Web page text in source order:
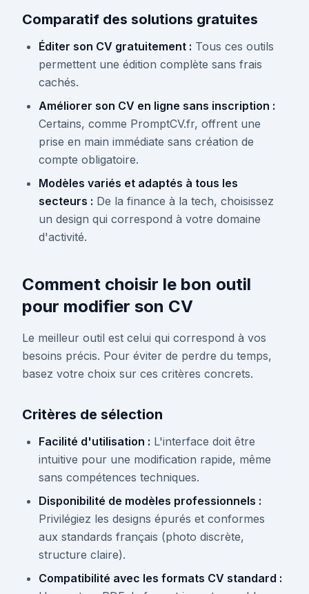
Comparatif des solutions gratuites
Éditer son CV gratuitement : Tous ces outils
permettent une édition complète sans frais
cachés.
Améliorer son CV en ligne sans inscription :
Certains, comme PromptCV.fr, offrent une
prise en main immédiate sans création de
compte obligatoire.
Modèles variés et adaptés à tous les
secteurs : De la finance à la tech, choisissez
un design qui correspond à votre domaine
d'activité.
Comment choisir le bon outil
pour modifier son CV
Le meilleur outil est celui qui correspond à vos
besoins précis. Pour éviter de perdre du temps,
basez votre choix sur ces critères concrets.
Critères de sélection
Facilité d'utilisation : L'interface doit être
intuitive pour une modification rapide, même
sans compétences techniques.
Disponibilité de modèles professionnels :
Privilégiez les designs épurés et conformes
aux standards français (photo discrète,
structure claire).
Compatibilité avec les formats CV standard :